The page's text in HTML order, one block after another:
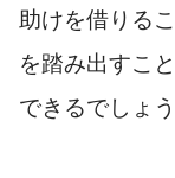
助けを借りる
を踏み出すこ
できるでしょう